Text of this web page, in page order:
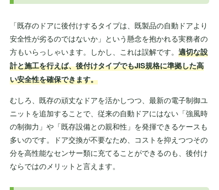
「既存のドアに後付けするタイプは、既製品の自動ドアより
安全性が劣るのではないか」という懸念を抱かれる実務者の
方もいらっしゃいます。しかし、これは誤解です。 適切な設
計と施工を行えば、後付けタイプでもJIS規格に準拠した高
い安全性を確保できます。
むしろ、既存の頑丈なドアを活かしつつ、最新の電子制御ユ
ニットを追加することで、従来の自動ドアにはない「強風時
の制御力」や「既存設備との親和性」を発揮できるケースも
多いのです。ドア交換が不要なため、コストを抑えつつその
分を高性能なセンサー類に充てることができるのも、後付け
ならではのメリットと言えます。